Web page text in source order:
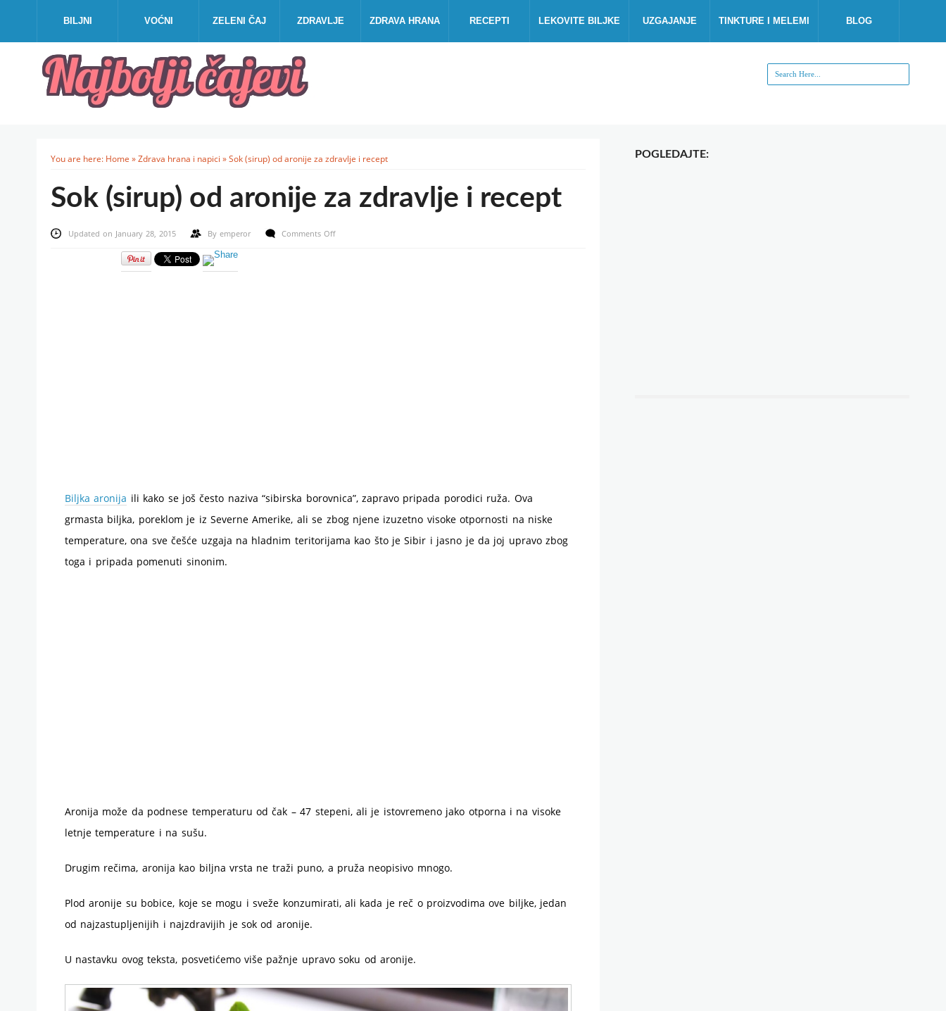
BILJNI VOĆNI ZELENI ČAJ ZDRAVLJE ZDRAVA HRANA RECEPTI LEKOVITE BILJKE UZGAJANJE TINKTURE I MELEMI BLOG
You are here: Home »Zdrava hrana i napici »Sok (sirup) od aronije za zdravlje i recept
Sok (sirup) od aronije za zdravlje i recept
Updated on January 28, 2015 By emperor Comments Offon
Biljka aronija ili kako se još često naziva “sibirska borovnica”, zapravo pripada porodici ruža. Ova
grmasta biljka, poreklom je iz Severne Amerike, ali se zbog njene izuzetno visoke otpornosti na niske
temperature, ona sve češće uzgaja na hladnim teritorijama kao što je Sibir i jasno je da joj upravo zbog
toga i pripada pomenuti sinonim.
Aronija može da podnese temperaturu od čak – 47 stepeni, ali je istovremeno jako otporna i na visoke
letnje temperature i na sušu.
Drugim rečima, aronija kao biljna vrsta ne traži puno, a pruža neopisivo mnogo.
Plod aronije su bobice, koje se mogu i sveže konzumirati, ali kada je reč o proizvodima ove biljke, jedan
od najzastupljenijih i najzdravijih je sok od aronije.
U nastavku ovog teksta, posvetićemo više pažnje upravo soku od aronije.
POGLEDAJTE: